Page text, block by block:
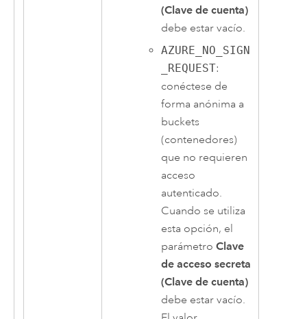
(Clave de cuenta)
debe estar vacío.
AZURE_NO_SIGN
_REQUEST:
conéctese de
forma anónima a
buckets
(contenedores)
que no requieren
acceso
autenticado.
Cuando se utiliza
esta opción, el
parámetro Clave
de acceso secreta
(Clave de cuenta)
debe estar vacío.